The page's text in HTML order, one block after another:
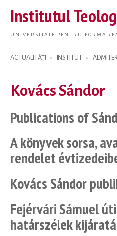
Institutul
UNIVERSITATE PENTRU
ACTUALITĂȚI INSTITUT
Search form
Kovács Sándor
Publications of
A könyvek sorsa,
rendelet
Kovács Sándor
Fejérvári Sámuel
határszélek